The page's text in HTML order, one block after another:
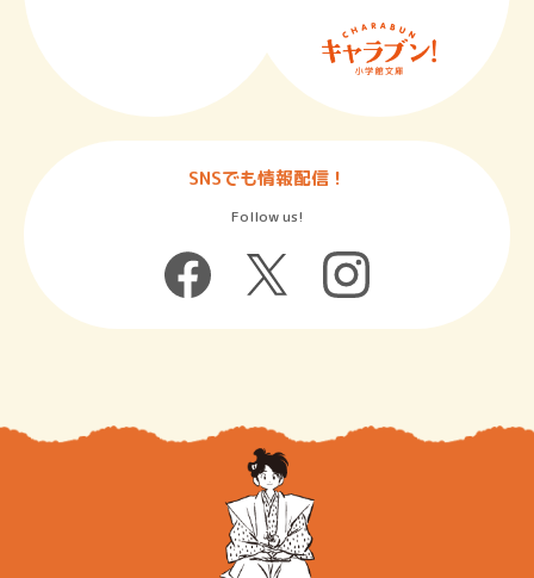
SNSでも情報配信！
Follow us!